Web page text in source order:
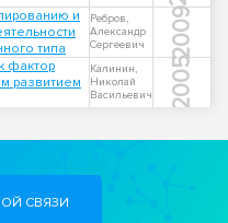
и
типа
Ребров,
Александр
Сергеевич
2009
фактор
развитием
Калинин,
Николай
Васильевич
2005
СВЯЗИ